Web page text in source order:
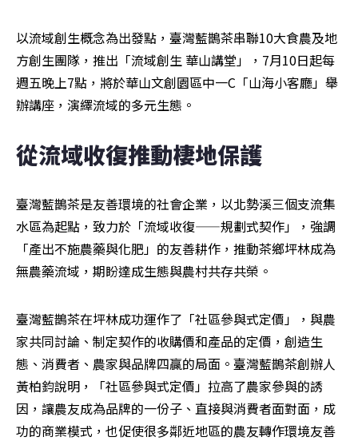
以流域創生概念為出發點，臺灣藍鵲茶串聯10大食農及地
方創生團隊，推出「流域創生 華山講堂」，7月10日起每
週五晚上7點，將於華山文創園區中一C「山海小客廳」舉
辦講座，演繹流域的多元生態。
從流域收復推動棲地保護
臺灣藍鵲茶是友善環境的社會企業，以北勢溪三個支流集
水區為起點，致力於「流域收復——規劃式契作」，強調
「產出不施農藥與化肥」的友善耕作，推動茶鄉坪林成為
無農藥流域，期盼達成生態與農村共存共榮。
臺灣藍鵲茶在坪林成功運作了「社區參與式定價」，與農
家共同討論、制定契作的收購價和產品的定價，創造生
態、消費者、農家與品牌四贏的局面。臺灣藍鵲茶創辦人
黃柏鈞說明，「社區參與式定價」拉高了農家參與的誘
因，讓農友成為品牌的一份子、直接與消費者面對面，成
功的商業模式，也促使很多鄰近地區的農友轉作環境友善